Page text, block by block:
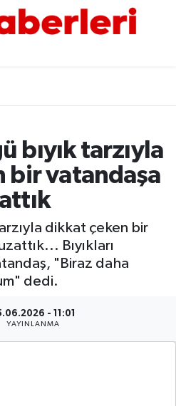
bıyık tarzıyla
bir vatandaşa
dikkat çeken bir
Bıyıkları
"Biraz daha
dedi.
- 11:01
YAYINLANMA
Haritası
ve Fikstür